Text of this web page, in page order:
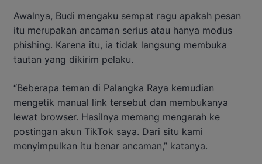
Awalnya, Budi mengaku sempat ragu apakah pesan
itu merupakan ancaman serius atau hanya modus
phishing. Karena itu, ia tidak langsung membuka
tautan yang dikirim pelaku.
“Beberapa teman di Palangka Raya kemudian
mengetik manual link tersebut dan membukanya
lewat browser. Hasilnya memang mengarah ke
postingan akun TikTok saya. Dari situ kami
menyimpulkan itu benar ancaman,” katanya.